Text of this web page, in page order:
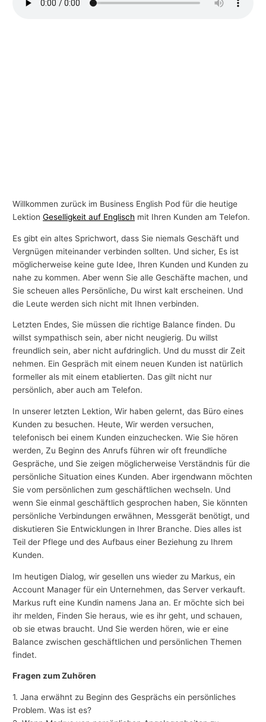
Willkommen zurück im Business English Pod für die heutige
LektionGeselligkeit auf Englisch mit Ihren Kunden am Telefon.
Es gibt ein altes Sprichwort, dass Sie niemals Geschäft und
Vergnügen miteinander verbinden sollten. Und sicher, Es ist
möglicherweise keine gute Idee, Ihren Kunden und Kunden zu
nahe zu kommen. Aber wenn Sie alle Geschäfte machen, und
Sie scheuen alles Persönliche, Du wirst kalt erscheinen. Und
die Leute werden sich nicht mit Ihnen verbinden.
Letzten Endes, Sie müssen die richtige Balance finden. Du
willst sympathisch sein, aber nicht neugierig. Du willst
freundlich sein, aber nicht aufdringlich. Und du musst dir Zeit
nehmen. Ein Gespräch mit einem neuen Kunden ist natürlich
formeller als mit einem etablierten. Das gilt nicht nur
persönlich, aber auch am Telefon.
In unserer letzten Lektion, Wir haben gelernt, das Büro eines
Kunden zu besuchen. Heute, Wir werden versuchen,
telefonisch bei einem Kunden einzuchecken. Wie Sie hören
werden, Zu Beginn des Anrufs führen wir oft freundliche
Gespräche, und Sie zeigen möglicherweise Verständnis für die
persönliche Situation eines Kunden. Aber irgendwann möchten
Sie vom persönlichen zum geschäftlichen wechseln. Und
wenn Sie einmal geschäftlich gesprochen haben, Sie könnten
persönliche Verbindungen erwähnen, Messgerät benötigt, und
diskutieren Sie Entwicklungen in Ihrer Branche. Dies alles ist
Teil der Pflege und des Aufbaus einer Beziehung zu Ihrem
Kunden.
Im heutigen Dialog, wir gesellen uns wieder zu Markus, ein
Account Manager für ein Unternehmen, das Server verkauft.
Markus ruft eine Kundin namens Jana an. Er möchte sich bei
ihr melden, Finden Sie heraus, wie es ihr geht, und schauen,
ob sie etwas braucht. Und Sie werden hören, wie er eine
Balance zwischen geschäftlichen und persönlichen Themen
findet.
Fragen zum Zuhören
1. Jana erwähnt zu Beginn des Gesprächs ein persönliches
Problem. Was ist es?